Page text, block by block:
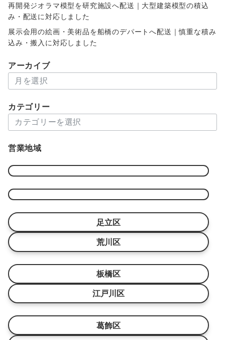
再開発ジオラマ模型を研究施設へ配送｜大型建築模型の積込
み・配送に対応しました
展示会用の絵画・美術品を船橋のデパートへ配送｜慎重な積み
込み・搬入に対応しました
アーカイブ
ー
イ
カテゴリー
テ
リ
営業地域
足立区
荒川区
板橋区
江戸川区
葛飾区